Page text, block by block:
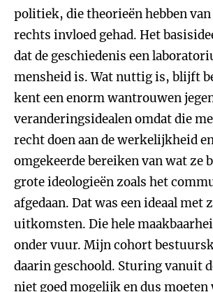
politiek, die theorieën hebben
rechts invloed gehad. Het
dat de geschiedenis een
mensheid is. Wat nuttig is, blijft
kent een enorm wantrouwen
veranderingsidealen omdat die
recht doen aan de werkelijkheid
omgekeerde bereiken van wat ze
grote ideologieën zoals het
afgedaan. Dat was een ideaal met
uitkomsten. Die hele
onder vuur. Mijn cohort
daarin geschoold. Sturing vanuit
niet goed mogelijk en dus moeten